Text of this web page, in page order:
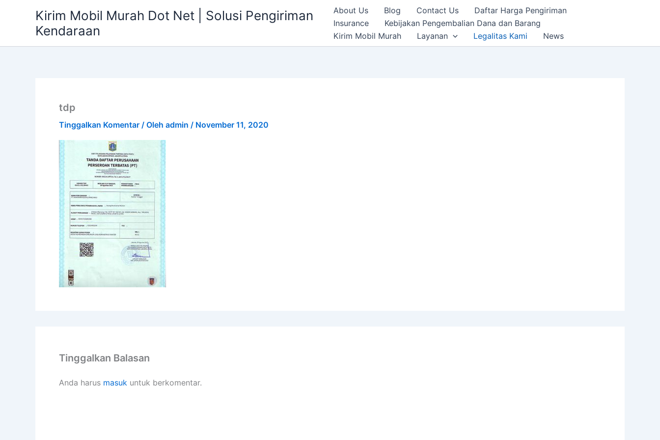
Kirim Mobil Murah Dot Net | Solusi Pengiriman
Kendaraan
About Us Blog Contact Us
Daftar Harga Pengiriman
Insurance
Kebijakan Pengembalian Dana dan Barang
Kirim Mobil Murah
Layanan Legalitas Kami News
tdp
Tinggalkan Komentar / Oleh admin / November 11, 2020
Tinggalkan Balasan
Anda harus masuk untuk berkomentar.